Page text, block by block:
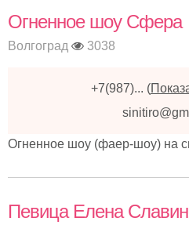
Огненное шоу Сфера
Волгоград 3038
+7(987)... (
Огненное шоу (фаер-шоу) на
Певица Елена